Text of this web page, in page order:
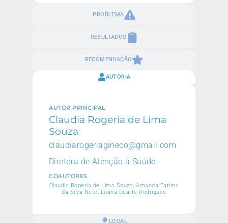
PROBLEMA
RESULTADOS
RECOMENDAÇÃO
AUTORIA
LOCAL
AUTOR PRINCIPAL
Claudia Rogeria de Lima
Souza
claudiarogeriagineco@gmail.com
Diretora de Atenção à Saúde
COAUTORES
Claudia Rogeria de Lima Souza, Amanda Fatima
da Silva Neto, Luana Duarte Rodrigues